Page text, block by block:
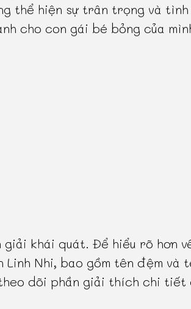
thể hiện sự trân trọng và tình
cho con gái bé bỏng của
khái quát. Để hiểu rõ hơn
Nhi, bao gồm tên đệm và
dõi phần giải thích chi tiết